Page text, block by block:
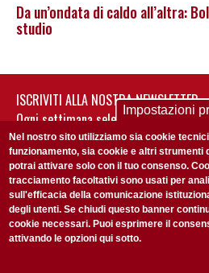
Da un’ondata di caldo all’altra:
studio
ISCRIVITI ALLA NOSTRA NEWSLETTER
Ogni settimana selezioniamo per te
non perderti gli aggiornamenti della
Accetto laPrivacy Policy
Impostazioni
Nel nostro sito utilizziamo sia cookie
funzionamento, sia cookie e altri
potrai attivare solo con il tuo consenso.
tracciamento facoltativi sono usati per
sull'efficacia della comunicazione
degli utenti. Se chiudi questo banner
cookie necessari. Puoi esprimere il
attivando le opzioni qui sotto.